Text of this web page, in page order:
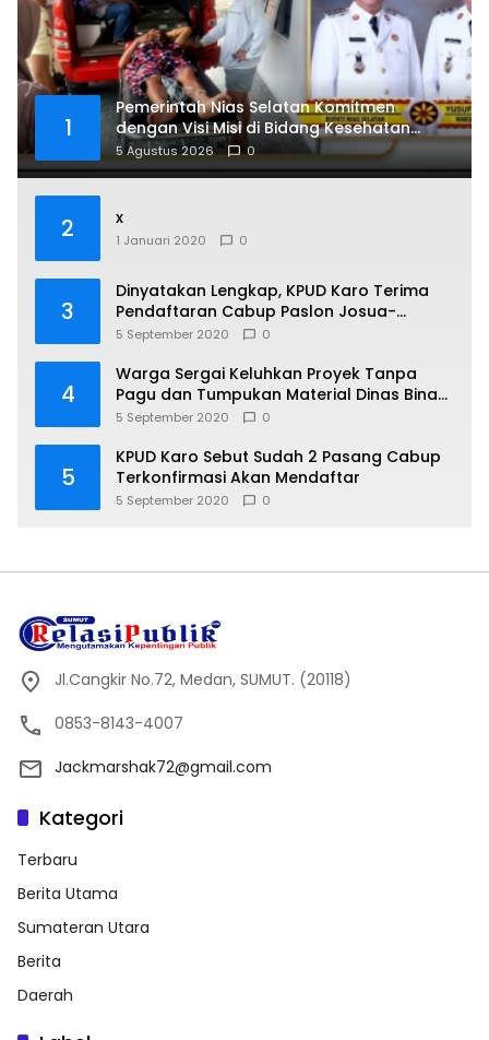
1
Pemerintah Nias Selatan Komitmen
dengan Visi Misi di Bidang Kesehatan
untuk Rakyat Guna Ciptakan Manusia
Sehat Jasmani dan Rohani
5 Agustus 2026 0
2 x
1 Januari 2020 0
3
Dinyatakan Lengkap, KPUD Karo Terima
Pendaftaran Cabup Paslon Josua-
Saberina
5 September 2020 0
4
Warga Sergai Keluhkan Proyek Tanpa
Pagu dan Tumpukan Material Dinas Bina
Marga Provinsi Sumatera Utara.
5 September 2020 0
5
KPUD Karo Sebut Sudah 2 Pasang Cabup
Terkonfirmasi Akan Mendaftar
5 September 2020 0
Jl.Cangkir No.72, Medan, SUMUT. (20118)
0853-8143-4007
Jackmarshak72@gmail.com
Kategori
Terbaru
Berita Utama
Sumateran Utara
Berita
Daerah